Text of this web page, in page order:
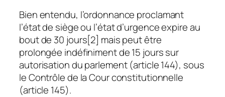
Bien entendu, l’ordonnance proclamant
l’état de siège ou l’état d’urgence expire au
bout de 30 jours[2] mais peut être
prolongée indéfiniment de 15 jours sur
autorisation du parlement (article 144), sous
le Contrôle de la Cour constitutionnelle
(article 145).